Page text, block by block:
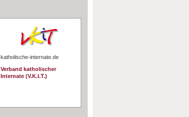
katholische-internate.de
Verband katholischer
Internate (V.K.I.T.)